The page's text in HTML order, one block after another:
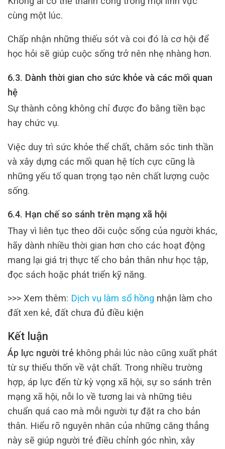
cùng một lúc.
Chấp nhận những thiếu sót và coi đó là cơ hội để
học hỏi sẽ giúp cuộc sống trở nên nhẹ nhàng hơn.
6.3. Dành thời gian cho sức khỏe và các mối quan
hệ
Sự thành công không chỉ được đo bằng tiền bạc
hay chức vụ.
Việc duy trì sức khỏe thể chất, chăm sóc tinh thần
và xây dựng các mối quan hệ tích cực cũng là
những yếu tố quan trọng tạo nên chất lượng cuộc
sống.
6.4. Hạn chế so sánh trên mạng xã hội
Thay vì liên tục theo dõi cuộc sống của người khác,
hãy dành nhiều thời gian hơn cho các hoạt động
mang lại giá trị thực tế cho bản thân như học tập,
đọc sách hoặc phát triển kỹ năng.
>>> Xem thêm: Dịch vụ làm sổ hồng nhận làm cho
đất xen kẻ, đất chưa đủ điều kiện
Kết luận
Áp lực người trẻ không phải lúc nào cũng xuất phát
từ sự thiếu thốn về vật chất. Trong nhiều trường
hợp, áp lực đến từ kỳ vọng xã hội, sự so sánh trên
mạng xã hội, nỗi lo về tương lai và những tiêu
chuẩn quá cao mà mỗi người tự đặt ra cho bản
thân. Hiểu rõ nguyên nhân của những căng thẳng
này sẽ giúp người trẻ điều chỉnh góc nhìn, xây